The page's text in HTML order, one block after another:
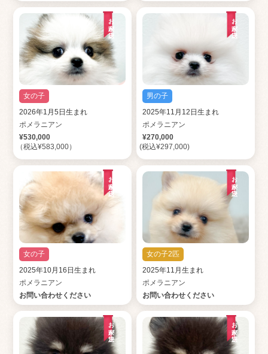
お家が決定
女の子
2026年1月5日生まれ
ポメラニアン
¥530,000
（税込¥583,000）
お家が決定
男の子
2025年11月12日生まれ
ポメラニアン
¥270,000
(税込¥297,000)
お家が決定
女の子
2025年10月16日生まれ
ポメラニアン
お問い合わせください
お家が決定
女の子2匹
2025年11月生まれ
ポメラニアン
お問い合わせください
お家が決定 お家が決定